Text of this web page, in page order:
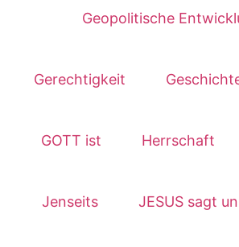
Geopolitische
Gerechtigkeit
GOTT ist Herrschaft
Jenseits JESUS sagt